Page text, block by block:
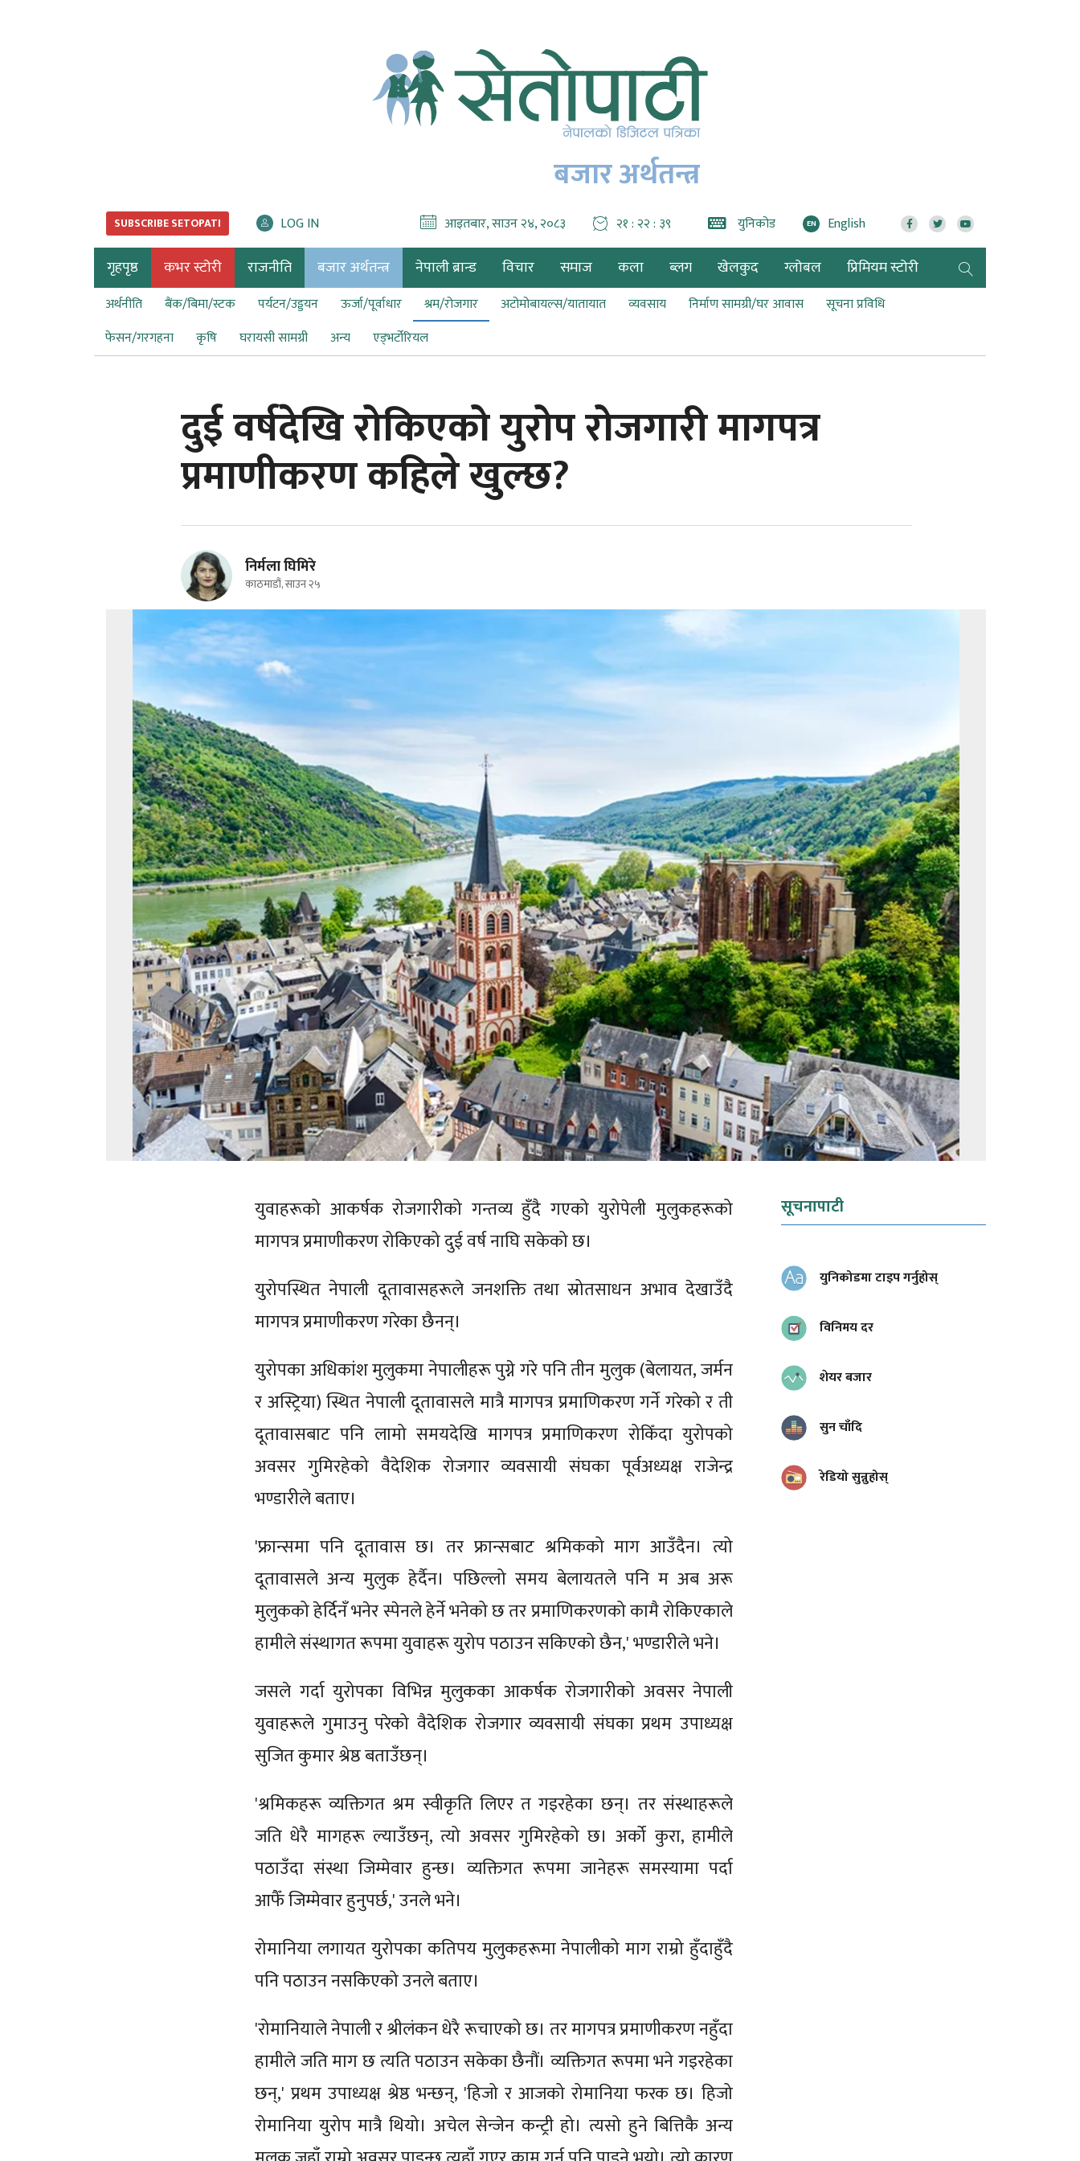
बजार अर्थतन्त्र
SUBSCRIBE SETOPATI LOG IN आइतबार, साउन २४, २०८३ २१ : २२ : ४१ युनिकोड EN English
गृहपृष्ठ कभर स्टोरी राजनीति बजार अर्थतन्त्र नेपाली ब्रान्ड विचार समाज कला ब्लग खेलकुद ग्लोबल प्रिमियम स्टोरी
अर्थनीति बैंक/बिमा/स्टक पर्यटन/उड्डयन ऊर्जा/पूर्वाधार श्रम/रोजगार अटोमोबायल्स/यातायात व्यवसाय निर्माण सामग्री/घर आवास
सूचना प्रविधि
फेसन/गरगहना
कृषि घरायसी सामग्री अन्य एड्भर्टोरियल
दुई वर्षदेखि रोकिएको युरोप रोजगारी मागपत्र
प्रमाणीकरण कहिले खुल्छ?
निर्मला घिमिरे
काठमाडौं, साउन २५
युवाहरूको आकर्षक रोजगारीको गन्तव्य हुँदै गएको युरोपेली मुलुकहरूको
मागपत्र प्रमाणीकरण रोकिएको दुई वर्ष नाघि सकेको छ।
युरोपस्थित नेपाली दूतावासहरूले जनशक्ति तथा स्रोतसाधन अभाव देखाउँदै
मागपत्र प्रमाणीकरण गरेका छैनन्।
युरोपका अधिकांश मुलुकमा नेपालीहरू पुग्ने गरे पनि तीन मुलुक (बेलायत, जर्मन
र अस्ट्रिया) स्थित नेपाली दूतावासले मात्रै मागपत्र प्रमाणिकरण गर्ने गरेको र ती
दूतावासबाट पनि लामो समयदेखि मागपत्र प्रमाणिकरण रोकिँदा युरोपको
अवसर गुमिरहेको वैदेशिक रोजगार व्यवसायी संघका पूर्वअध्यक्ष राजेन्द्र
भण्डारीले बताए।
'फ्रान्समा पनि दूतावास छ। तर फ्रान्सबाट श्रमिकको माग आउँदैन। त्यो
दूतावासले अन्य मुलुक हेर्दैन। पछिल्लो समय बेलायतले पनि म अब अरू
मुलुकको हेर्दिनँ भनेर स्पेनले हेर्ने भनेको छ तर प्रमाणिकरणको कामै रोकिएकाले
हामीले संस्थागत रूपमा युवाहरू युरोप पठाउन सकिएको छैन,' भण्डारीले भने।
जसले गर्दा युरोपका विभिन्न मुलुकका आकर्षक रोजगारीको अवसर नेपाली
युवाहरूले गुमाउनु परेको वैदेशिक रोजगार व्यवसायी संघका प्रथम उपाध्यक्ष
सुजित कुमार श्रेष्ठ बताउँछन्।
'श्रमिकहरू व्यक्तिगत श्रम स्वीकृति लिएर त गइरहेका छन्। तर संस्थाहरूले
जति धेरै मागहरू ल्याउँछन्, त्यो अवसर गुमिरहेको छ। अर्को कुरा, हामीले
पठाउँदा संस्था जिम्मेवार हुन्छ। व्यक्तिगत रूपमा जानेहरू समस्यामा पर्दा
आफैँ जिम्मेवार हुनुपर्छ,' उनले भने।
रोमानिया लगायत युरोपका कतिपय मुलुकहरूमा नेपालीको माग राम्रो हुँदाहुँदै
पनि पठाउन नसकिएको उनले बताए।
'रोमानियाले नेपाली र श्रीलंकन धेरै रूचाएको छ। तर मागपत्र प्रमाणीकरण नहुँदा
हामीले जति माग छ त्यति पठाउन सकेका छैनौं। व्यक्तिगत रूपमा भने गइरहेका
छन्,' प्रथम उपाध्यक्ष श्रेष्ठ भन्छन्, 'हिजो र आजको रोमानिया फरक छ। हिजो
रोमानिया युरोप मात्रै थियो। अचेल सेन्जेन कन्ट्री हो। त्यसो हुने बित्तिकै अन्य
सूचनापाटी
युनिकोडमा टाइप गर्नुहोस्
विनिमय दर
शेयर बजार
सुन चाँदि
रेडियो सुन्नुहोस्